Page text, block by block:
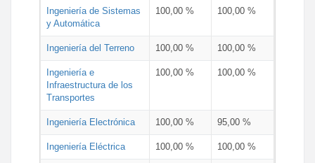
Ingeniería de Sistemas
y Automática
100,00 % 100,00 %
Ingeniería del Terreno 100,00 % 100,00 %
Ingeniería e
Infraestructura de los
Transportes
100,00 % 100,00 %
Ingeniería Electrónica 100,00 % 95,00 %
Ingeniería Eléctrica 100,00 % 100,00 %